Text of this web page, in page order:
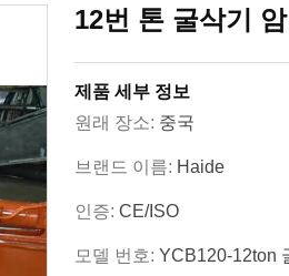
12번 톤 굴삭기
제품 세부 정보
원래 장소: 중국
브랜드 이름: Haide
인증: CE/ISO
모델 번호: YCB120-12ton